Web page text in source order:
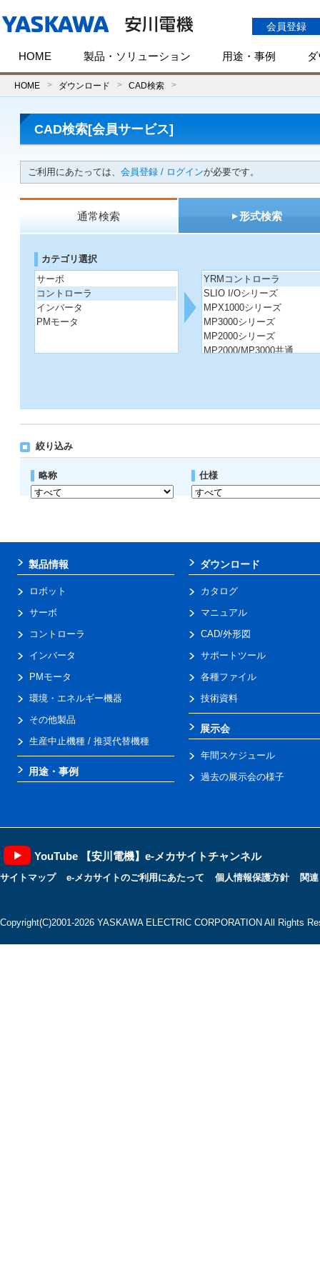
会員登録
HOME 製品・ソリューション 用途・事例
HOME ダウンロード CAD検索
CAD検索[会員サービス]
ご利用にあたっては、 会員登録 / ログインが必要です。
通常検索 形式検索
カテゴリ選択
サーボ
コントローラ
インバータ
PMモータ
YRMコントローラ
SLIO I/Oシリーズ
MPX1000シリーズ
MP3000シリーズ
MP2000シリーズ
MP2000/MP3000共通
絞り込み
略称 仕様
製品情報
ロボット
サーボ
コントローラ
インバータ
PMモータ
環境・エネルギー機器
その他製品
生産中止機種 / 推奨代替機種
用途・事例
ダウンロード
カタログ
マニュアル
CAD/外形図
サポートツール
各種ファイル
技術資料
展示会
年間スケジュール
過去の展示会の様子
YouTube 【安川電機】e-メカサイトチャンネル
サイトマップ e-メカサイトのご利用にあたって 個人情報保護方針 関
Copyright(C)2001‐2026 YASKAWA ELECTRIC CORPORATION All Rights